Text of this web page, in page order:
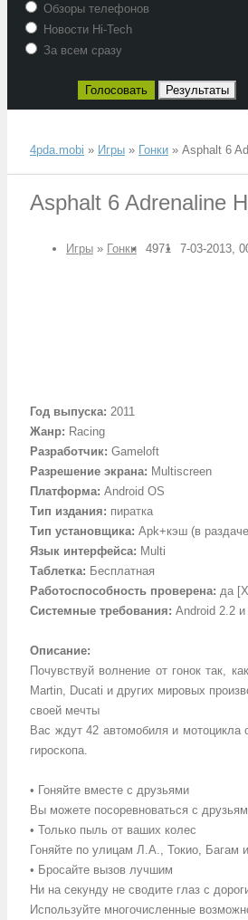
Обзоры телефонов
Новости Hi-Tech
За всем сразу
Голосовать Результаты
4pda.mobi » Игры » Гонки » Asphalt 6
Asphalt 6 Adrenaline
Игры » Гонки 4971 7-03-2013,
Год выпуска: 2011
Жанр: Racing
Разработчик: Gameloft
Разрешение экрана: Multiscreen
Платформа: Android OS
Тип издания: пиратка
Тип установщика: Apk+кэш (в
Язык интерфейса: Multi
Таблетка: Бесплатная
Работоспособность проверена: да
Системные требования: Android 2.2
Описание:
Почувствуй волнение от гонок так,
Martin, Ducati и других мировых
своей мечты
Вас ждут 42 автомобиля и мотоцикла
гироскопа.
• Гоняйте вместе с друзьями
Вы можете посоревноваться с
• Только пыль от ваших колес
Гоняйте по улицам Л.А., Токио, Багам
• Бросайте вызов лучшим
Ни на секунду не сводите глаз с
Используйте многочисленные